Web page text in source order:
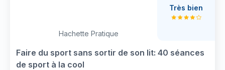
Hachette Pratique
Faire du sport sans sortir de son lit: 40 séances
de sport à la cool
Très bien